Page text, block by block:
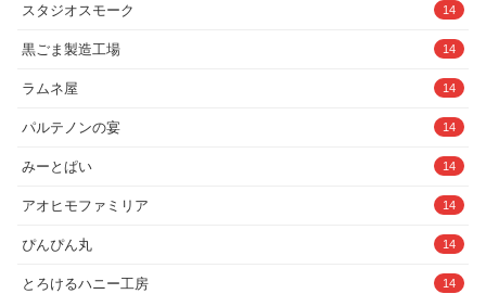
スタジオスモーク 14
黒ごま製造工場 14
ラムネ屋 14
パルテノンの宴 14
みーとぱい 14
アオヒモファミリア 14
ぴんぴん丸 14
とろけるハニー工房 14